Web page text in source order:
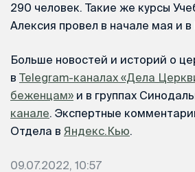
290 человек. Такие же курсы
Алексия провел в начале мая и
Больше новостей и историй о
в Telegram-каналах «Дела
беженцам» и в группах
канале. Экспертные
Отдела в Яндекс.Кью.
09.07.2022, 10:57